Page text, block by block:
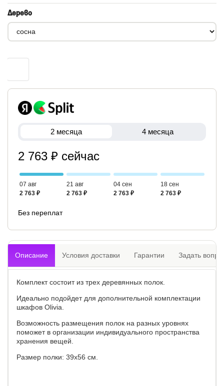
Дерево
2 месяца 4 месяца
2 763 ₽ сейчас
07 авг
2 763 ₽
21 авг
2 763 ₽
04 сен
2 763 ₽
18 сен
2 763 ₽
Без переплат
Описание Условия доставки Гарантии Задать
Комплект состоит из трех деревянных полок.
Идеально подойдет для дополнительной комплектации
шкафов Olivia.
Возможность размещения полок на разных уровнях
поможет в организации индивидуального пространства
хранения вещей.
Размер полки: 39х56 см.